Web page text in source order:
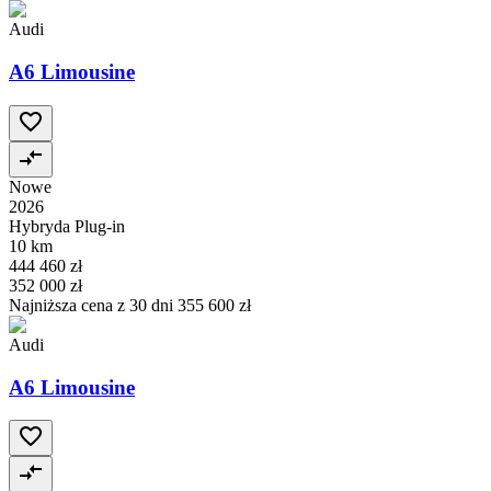
Audi
A6 Limousine
Nowe
2026
Hybryda Plug-in
10 km
444 460 zł
352 000 zł
Najniższa cena z 30 dni 355 600 zł
Audi
A6 Limousine